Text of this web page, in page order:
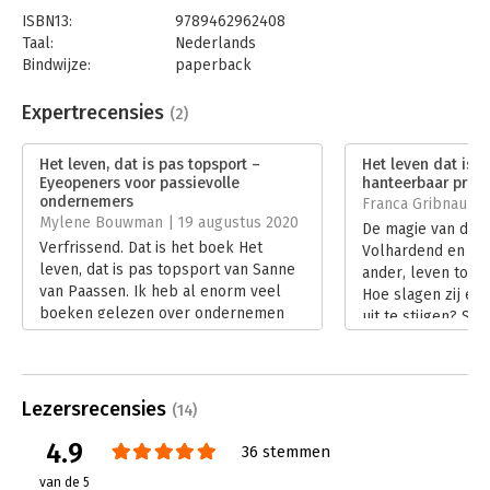
ISBN13:
9789462962408
Taal:
Nederlands
Bindwijze:
paperback
Uitgever:
AnderZ
Verschijningsdatum:
Hoofdrubriek:
Expertrecensies (2)
Het leven, dat is pas topsport –
Eyeopeners voor passievolle
ondernemers
Mylene Bouwman | 19 augustus 2020
Verfrissend. Dat is het boek Het
leven, dat is pas topsport van Sanne
van Paassen. Ik heb al enorm veel
boeken gelezen over ondernemen
en mindset én toch weet dit boek me
Lees verder
Het leven dat is
hanteerbaar
Franca Gribnau |
De magie van de
Volhardend en
ander, leven
Hoe slagen zij
uit te stijgen?
Lezersrecensies (14)
4.9
van de 5
36 stemmen